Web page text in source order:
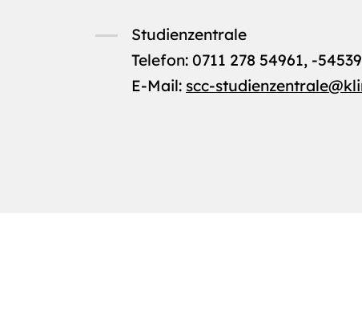
Studienzentrale
Telefon: 0711 278 54961, -54539
E-Mail: scc-studienzentrale@